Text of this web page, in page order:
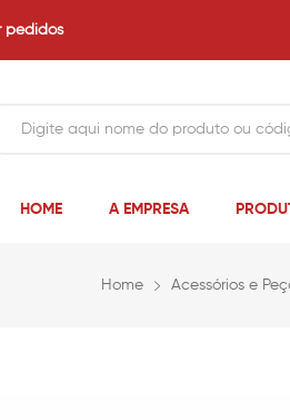
pedidos
HOME A EMPRESA
Home Acessórios e